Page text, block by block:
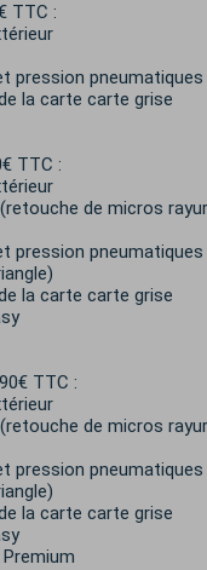
TTC :
pression pneumatiques
la carte carte grise
TTC :
de micros
pression pneumatiques
la carte carte grise
TTC :
de micros
pression pneumatiques
la carte carte grise